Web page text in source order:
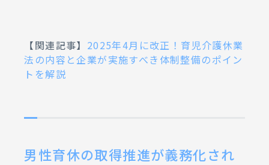
【関連記事】 2025年4月に改正！育児介護休業
法の内容と企業が実施すべき体制整備のポイン
トを解説
男性育休の取得推進が義務化され